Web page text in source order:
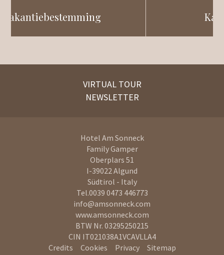
VIRTUAL TOUR
NEWSLETTER
Hotel Am Sonneck
Family Gamper
Oberplars 51
I-39022Algund
Südtirol - Italy
Tel.0039 0473 446773
info@amsonneck.com
www.amsonneck.com
BTW Nr. 03295250215
CIN IT021038A1VCAVLLA4
Credits
Cookies Privacy Sitemap